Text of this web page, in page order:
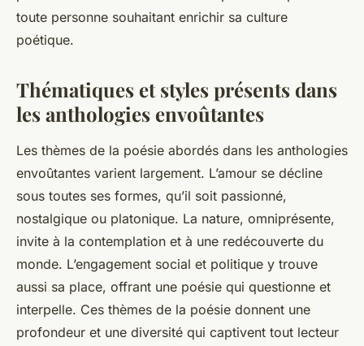
toute personne souhaitant enrichir sa culture
poétique.
Thématiques et styles présents dans
les anthologies envoûtantes
Les thèmes de la poésie abordés dans les anthologies
envoûtantes varient largement. L’amour se décline
sous toutes ses formes, qu’il soit passionné,
nostalgique ou platonique. La nature, omniprésente,
invite à la contemplation et à une redécouverte du
monde. L’engagement social et politique y trouve
aussi sa place, offrant une poésie qui questionne et
interpelle. Ces thèmes de la poésie donnent une
profondeur et une diversité qui captivent tout lecteur